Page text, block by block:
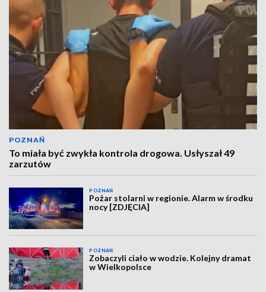
POZNAŃ
To miała być zwykła kontrola drogowa. Usłyszał 49
zarzutów
POZNAŃ
Pożar stolarni w regionie. Alarm w środku
nocy [ZDJĘCIA]
POZNAŃ
Zobaczyli ciało w wodzie. Kolejny dramat
w Wielkopolsce